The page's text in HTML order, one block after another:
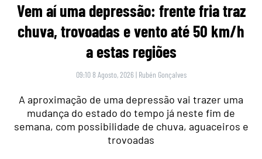
Vem aí uma depressão: frente fria traz
chuva, trovoadas e vento até 50 km/h
a estas regiões
09:10 8 Agosto, 2026 | Rubén Gonçalves
A aproximação de uma depressão vai trazer uma
mudança do estado do tempo já neste fim de
semana, com possibilidade de chuva, aguaceiros e
trovoadas